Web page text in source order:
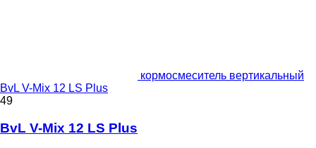
кормосмеситель вертикальный
BvL V-Mix 12 LS Plus
49
BvL V-Mix 12 LS Plus